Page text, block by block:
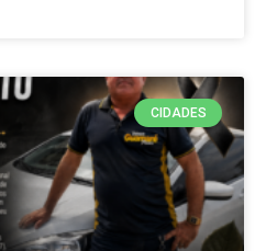
CIDADES